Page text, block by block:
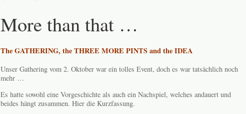
More than that …
The GATHERING, theTHREE MORE PINTS and the IDEA
Unser Gathering vom 2. Oktober war ein tolles Event, doch es war tatsächlich noch
mehr …
Es hatte sowohl eine Vorgeschichte als auch ein Nachspiel, welches andauert und
beides hängt zusammen. Hier die Kurzfassung.